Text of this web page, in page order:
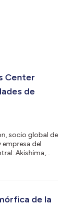
Center
de
socio global de
del
Akishima,
centralizar y
de
de la